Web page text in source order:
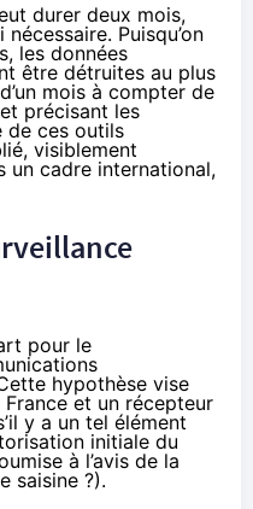
durer deux mois,
Puisqu’on
les données
être détruites au plus
mois à compter de
précisant les
de ces outils
visiblement
un cadre international,
pour le
hypothèse vise
et un récepteur
y a un tel élément
initiale du
à l’avis de la
saisine ?).